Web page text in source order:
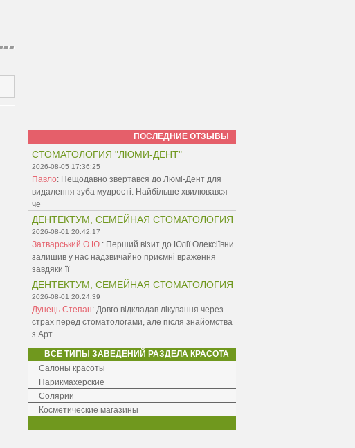
ПОСЛЕДНИЕ ОТЗЫВЫ
СТОМАТОЛОГИЯ "ЛЮМИ-ДЕНТ"
2026-08-05 17:36:25
Павло: Нещодавно звертався до Люмі-Дент для
видалення зуба мудрості. Найбільше хвилювався
че
ДЕНТЕКТУМ, СЕМЕЙНАЯ СТОМАТОЛОГИЯ
2026-08-01 20:42:17
Затварський О.Ю.: Перший візит до Юлії Олексіївни
залишив у нас надзвичайно приємні враження
завдяки її
ДЕНТЕКТУМ, СЕМЕЙНАЯ СТОМАТОЛОГИЯ
2026-08-01 20:24:39
Дунець Степан: Довго відкладав лікування через
страх перед стоматологами, але після знайомства
з Арт
ВСЕ ТИПЫ ЗАВЕДЕНИЙ РАЗДЕЛА КРАСОТА
Салоны красоты
Парикмахерские
Солярии
Косметические магазины